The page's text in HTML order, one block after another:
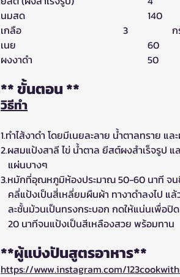
เกลือ
** ขั้นตอน **
วิธีทำ
1.ทำไส้งาดำ โดยมีเนยละลาย น้ำตาลทราย แล
2.ผสมแป้งสาลี ไข่ น้ำตาล ยีสต์ผงสำเร็จรูป
   แผ่นบางๆ
3.หมักที่อุณหภูมิห้องประมาณ 50-60 นาที จนขึ้
คลี่แป้งเป็นสี่เหลี่ยมผืนผ้า ทางาดำลงไป
ละชั้นม้วนเป็นทรงกระบอก กดให้แน่นเพื่อ
   20 นาทีจนแป้งเป็นสีเหลืองสวย พร้อมทาน
**ผู้แบ่งปันสูตรอาหาร**
https://www.instagram.com/